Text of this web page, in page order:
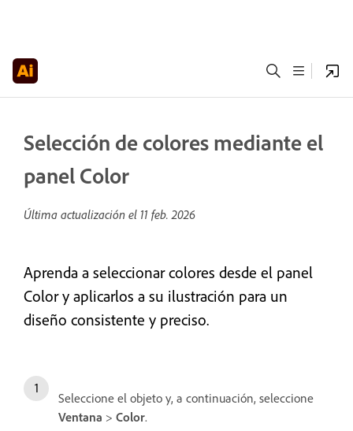
Selección de colores mediante el
panel Color
Última actualización el 11 feb. 2026
Aprenda a seleccionar colores desde el panel
Color y aplicarlos a su ilustración para un
diseño consistente y preciso.
Seleccione el objeto y, a continuación, seleccione
Ventana > Color.